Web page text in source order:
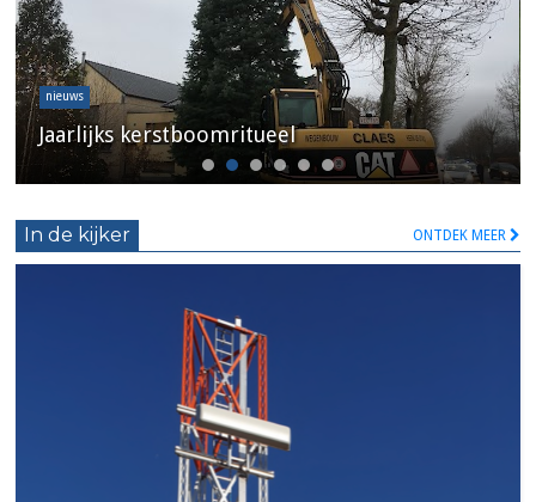
nieuws
Jaarlijks kerstboomritueel
In de kijker ONTDEK MEER